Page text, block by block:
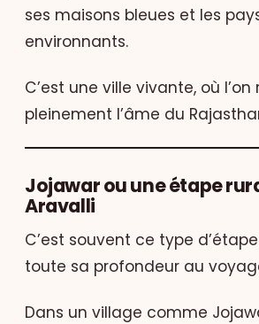
ses maisons bleues et les
environnants.
C’est une ville vivante, où l’on
pleinement l’âme du
Jojawar ou une étape
Aravalli
C’est souvent ce type
toute sa profondeur au
Dans un village comme